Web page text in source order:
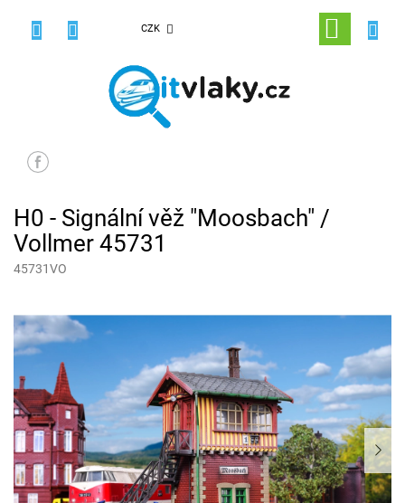
CZK
NÁKUPNÍ
KOŠÍK
H0 - Signální věž "Moosbach" /
Vollmer 45731
45731VO